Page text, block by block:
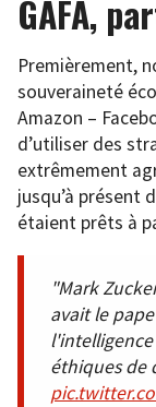
GAFA,
Premièrement,
souveraineté
Amazon –
d’utiliser des
extrêmement
jusqu’à présent
étaient prêts à
"Mark
avait le
éthiques de